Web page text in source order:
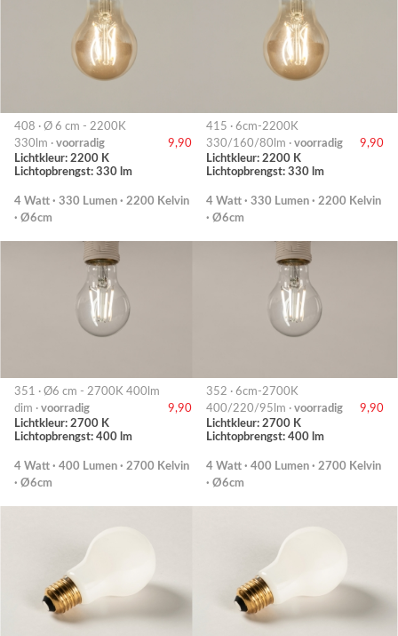
408 · Ø 6 cm - 2200K
330lm · voorradig
9,90
Lichtkleur: 2200 K
Lichtopbrengst: 330 lm
4 Watt · 330 Lumen · 2200 Kelvin
· Ø6cm
415 · 6cm-2200K
330/160/80lm · voorradig
9,90
Lichtkleur: 2200 K
Lichtopbrengst: 330 lm
4 Watt · 330 Lumen · 2200 Kelvin
· Ø6cm
351 · Ø6 cm - 2700K 400lm
dim · voorradig
9,90
Lichtkleur: 2700 K
Lichtopbrengst: 400 lm
4 Watt · 400 Lumen · 2700 Kelvin
· Ø6cm
352 · 6cm-2700K
400/220/95lm · voorradig
9,90
Lichtkleur: 2700 K
Lichtopbrengst: 400 lm
4 Watt · 400 Lumen · 2700 Kelvin
· Ø6cm